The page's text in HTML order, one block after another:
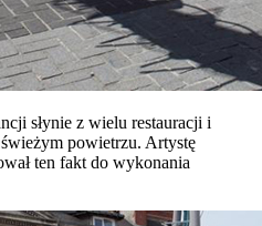
słynie z wielu restauracji i
powietrzu. Artystę
ten fakt do wykonania